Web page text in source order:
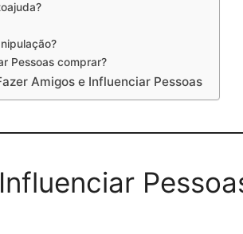
Pessoas comprar?
Amigos e Influenciar Pessoas